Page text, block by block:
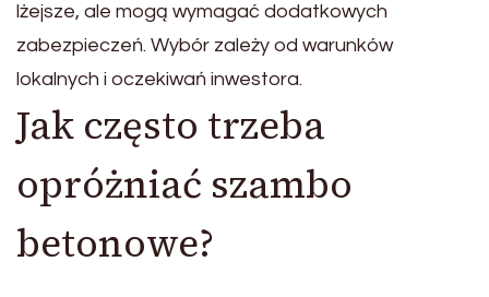
lżejsze, ale mogą wymagać dodatkowych
zabezpieczeń. Wybór zależy od warunków
lokalnych i oczekiwań inwestora.
Jak często trzeba
opróżniać szambo
betonowe?